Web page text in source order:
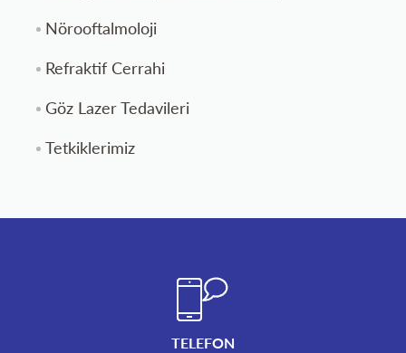
Nörooftalmoloji
Refraktif Cerrahi
Göz Lazer Tedavileri
Tetkiklerimiz
TELEFON